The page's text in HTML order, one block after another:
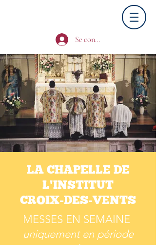
Se connecter
LA CHAPELLE DE
L'INSTITUT
CROIX-DES-VENTS
MESSES EN SEMAINE
uniquement en période